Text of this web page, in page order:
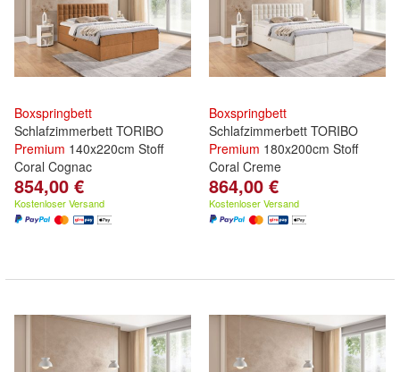
Boxspringbett
Schlafzimmerbett TORIBO
Premium 140x220cm Stoff
Coral Cognac
854,00 €
Kostenloser Versand
Boxspringbett
Schlafzimmerbett TORIBO
Premium 180x200cm Stoff
Coral Creme
864,00 €
Kostenloser Versand